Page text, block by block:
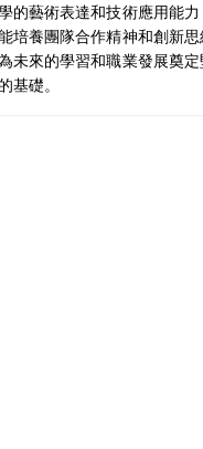
的藝術表達和技術應用能力
培養團隊合作精神和創新思
未來的學習和職業發展奠
的基礎。